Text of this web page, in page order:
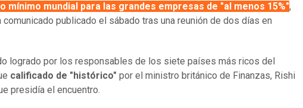
mínimo mundial para las grandes empresas de "al menos 15%",
comunicado publicado el sábado tras una reunión de dos días en
logrado por los responsables de los siete países más ricos del
calificado de "histórico" por el ministro británico de Finanzas, Rishi
presidía el encuentro.